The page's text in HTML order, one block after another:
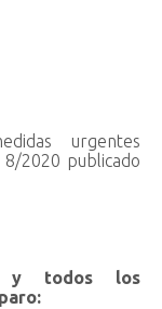
urgentes
2020 publicado
y todos los